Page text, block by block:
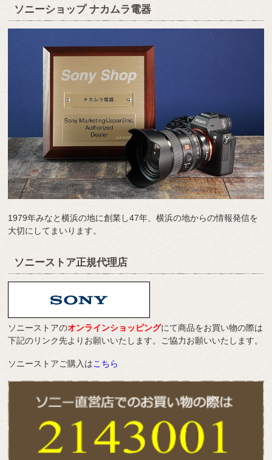
ソニーショップ ナカムラ電器
1979年みなと横浜の地に創業し47年、横浜の地からの情報発信を
大切にしてまいります。
ソニーストア正規代理店
ソニーストアのオンラインショッピングにて商品をお買い物の際は
下記のリンク先よりお願いいたします。ご協力お願いいたします。
ソニーストアご購入はこちら